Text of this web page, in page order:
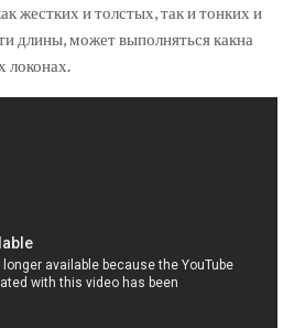
жестких и толстых, так и тонких и
длины, может выполняться какна
локонах.